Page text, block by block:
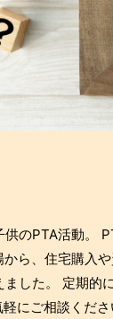
供のPTA活動。
から、住宅購入
ました。 定期的
にご相談くだ